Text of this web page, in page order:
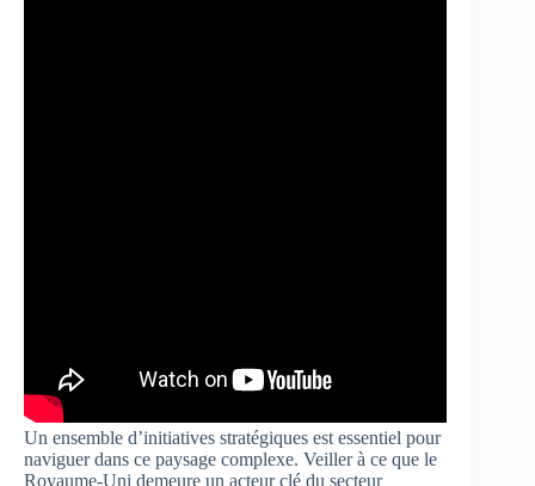
Un ensemble d’initiatives stratégiques est essentiel pour
naviguer dans ce paysage complexe. Veiller à ce que le
Royaume-Uni demeure un acteur clé du secteur